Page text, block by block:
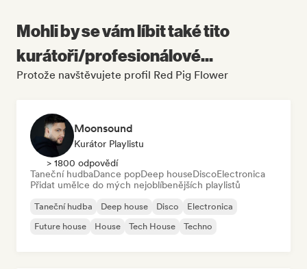
Mohli by se vám líbit také tito
kurátoři/profesionálové...
Protože navštěvujete profil Red Pig Flower
Moonsound
Kurátor Playlistu
> 1800 odpovědí
Taneční hudbaDance popDeep houseDiscoElectronica
Přidat umělce do mých nejoblíbenějších playlistů
Taneční hudba Deep house Disco
Electronica
Future house
House Tech House Techno